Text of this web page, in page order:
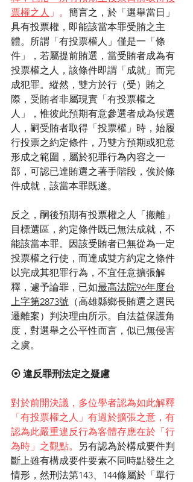
票權之人 」。 簡言之，於「選舉當日」
具有投票權，即能該當本罪受賄之主
體。所謂「有投票權人」僅是一「條
件」，若屬提前賄選，當受賄者成為有
投票權之人，該條件即謂「成就」而完
成犯罪。縱然，雙方於行（受）賄之
際，受賄者非屬現實「有投票權之
人」，惟彼此預期有意參選者成為候選
人，嗣受賄者取得「投票權」時，始履
行投票之約定條件，乃雙方預期或犯意
形成之範圍，屬於犯罪行為內容之一
部，可認已達賄選之著手階段，俟於條
件成就，該當本罪既遂。
反之，嗣後預期有投票權之人「搬離」
目標選區，約定條件既已無法成就，不
能該當本罪。因該受賄者已無從為一定
投票權之行使，而達成雙方約定之條件
以完成其犯罪行為，不宜任意擴張解
釋，遽予論罪，已如最高法院96年度台
上字第2873號 （高雄縣鄉長賄選之選民
遷離案）判決理由所示。自法益保護角
度，對選舉之公平性而言，似已無侵害
之虞。
⦿ 違反罪刑法定之疑慮
對於前開決議，多位學者認為如此解釋
「有投票權之人」有過於擴張之意，有
認為此嚴重違反行為客體存應在於「行
為時」之觀點。
另有認為於構成要件判
斷上雖有構成要件要素不同時點發生之
情形，然刑法第143、144條屬於「單行